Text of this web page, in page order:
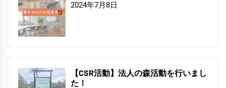
2024年7月8日
【CSR活動】法人の森活動を行いまし
た！